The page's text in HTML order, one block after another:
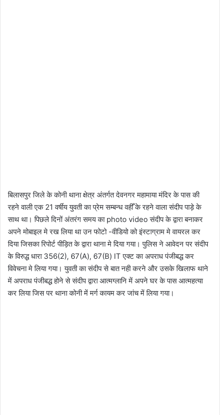
बिलासपुर जिले के कोनी थाना क्षेत्र अंतर्गत देवनगर महामाया मंदिर के पास की
रहने वाली एक 21 वर्षीय युवती का प्रेम सम्बन्ध वहीँ के रहने वाला संदीप पाड़े के
साथ था। पिछले दिनों अंतरंग समय का photo video संदीप के द्वारा बनाकर
अपने मोबाइल मे रख लिया था उन फोटो -वीडियो को इंस्टाग्राम मे वायरल कर
दिया जिसका रिपोर्ट पीड़ित के द्वारा थाना मे दिया गया। पुलिस ने आवेदन पर संदीप
के विरुद्ध धारा 356(2), 67(A), 67(B) IT एक्ट का अपराध पंजीबद्ध कर
विवेचना मे लिया गया। युवती का संदीप से बात नही करने और उसके खिलाफ थाने
में अपराध पंजीबद्ध होने से संदीप द्वारा आत्मग्लानि में अपने घर के पास आत्महत्या
कर लिया जिस पर थाना कोनी में मर्ग कायम कर जांच में लिया गया।